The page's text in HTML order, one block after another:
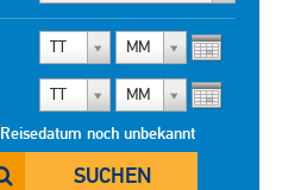
TT MM
TT MM
Reisedatum noch unbekannt
SUCHEN